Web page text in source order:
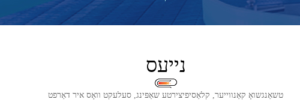
נייעס
טשאַנגשואָ קאַנווייער, קלאַסיפיצירטע שאַפּינג, סעלעקט וואָס איר דאַרפט